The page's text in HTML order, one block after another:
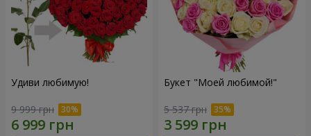
Удиви любимую!
9 999 грн
Букет "Моей любимой!"
5 537 грн